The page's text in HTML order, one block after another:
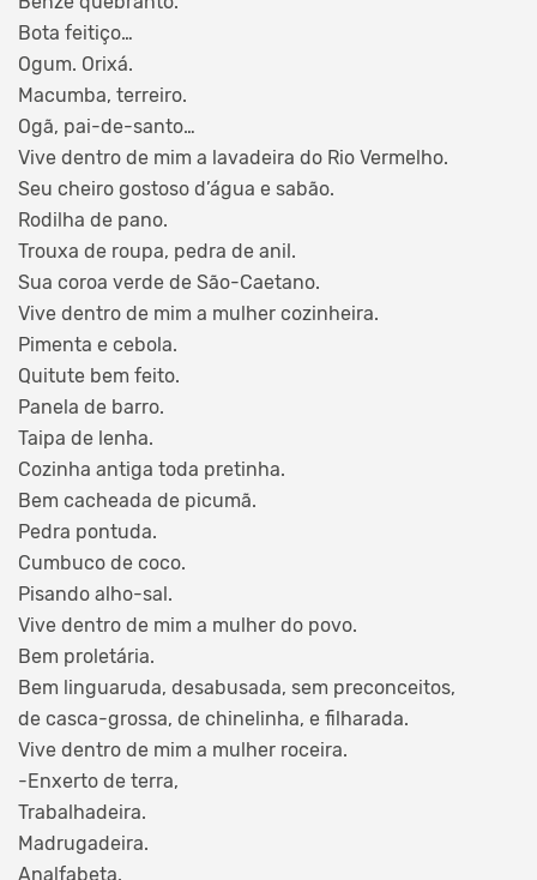
Bota feitiço…
Ogum. Orixá.
Macumba, terreiro.
Ogã, pai-de-santo…
Vive dentro de mim a lavadeira do Rio Vermelho.
Seu cheiro gostoso d’água e sabão.
Rodilha de pano.
Trouxa de roupa, pedra de anil.
Sua coroa verde de São-Caetano.
Vive dentro de mim a mulher cozinheira.
Pimenta e cebola.
Quitute bem feito.
Panela de barro.
Taipa de lenha.
Cozinha antiga toda pretinha.
Bem cacheada de picumã.
Pedra pontuda.
Cumbuco de coco.
Pisando alho-sal.
Vive dentro de mim a mulher do povo.
Bem proletária.
Bem linguaruda, desabusada, sem preconceitos,
de casca-grossa, de chinelinha, e filharada.
Vive dentro de mim a mulher roceira.
-Enxerto de terra,
Trabalhadeira.
Madrugadeira.
Analfabeta.